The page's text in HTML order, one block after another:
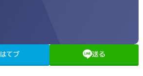
はてブ 送る